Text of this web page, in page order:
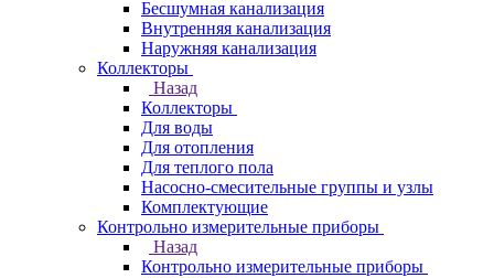
Бесшумная канализация
Внутренняя канализация
Наружняя канализация
Коллекторы
Назад
Коллекторы
Для воды
Для отопления
Для теплого пола
Насосно-смесительные группы и узлы
Комплектующие
Контрольно измерительные приборы
Назад
Контрольно измерительные приборы